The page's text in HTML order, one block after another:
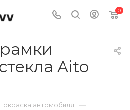
0
Aito
автомобиля —